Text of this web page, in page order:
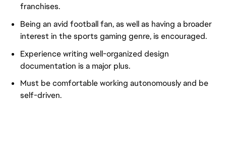
franchises.
Being an avid football fan, as well as having a broader
interest in the sports gaming genre, is encouraged.
Experience writing well-organized design
documentation is a major plus.
Must be comfortable working autonomously and be
self-driven.